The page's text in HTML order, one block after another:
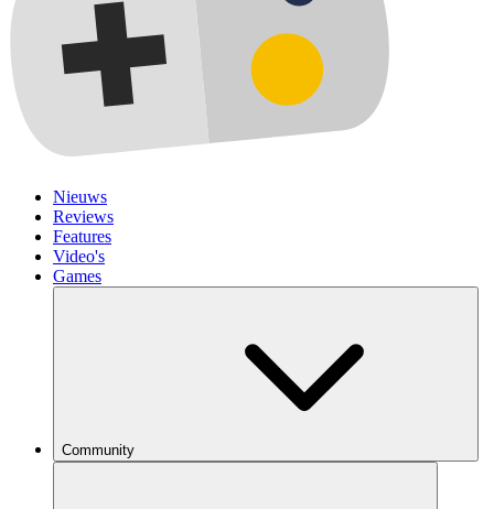
Nieuws
Reviews
Features
Video's
Games
Community